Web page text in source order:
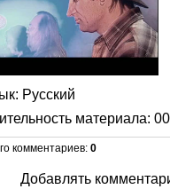
: Русский
материала:
комментариев: 0
Добавлять